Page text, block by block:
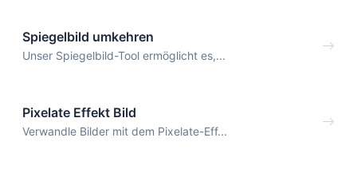
Spiegelbild umkehren
Unser Spiegelbild-Tool ermöglicht es,...
Pixelate Effekt Bild
Verwandle Bilder mit dem Pixelate-Eff...